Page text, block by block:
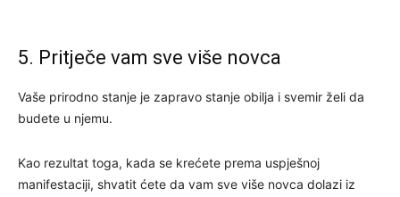
5. Pritječe vam sve više novca
Vaše prirodno stanje je zapravo stanje obilja i svemir želi da
budete u njemu.
Kao rezultat toga, kada se krećete prema uspješnoj
manifestaciji, shvatit ćete da vam sve više novca dolazi iz